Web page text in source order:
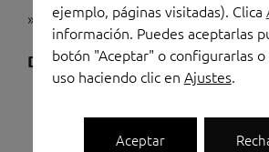
» TRANPORTE Y MONTAJE
Disponibilidad: Hay existencias
Armario
ejemplo, páginas visitadas). Clica
información. Puedes aceptarlas
botón "Aceptar" o configurarlas o
uso haciendo clic en Ajustes.
Aceptar